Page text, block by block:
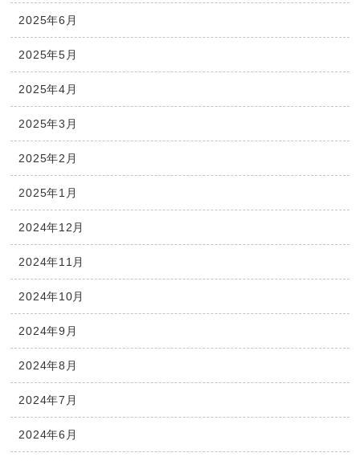
2025年6月
2025年5月
2025年4月
2025年3月
2025年2月
2025年1月
2024年12月
2024年11月
2024年10月
2024年9月
2024年8月
2024年7月
2024年6月